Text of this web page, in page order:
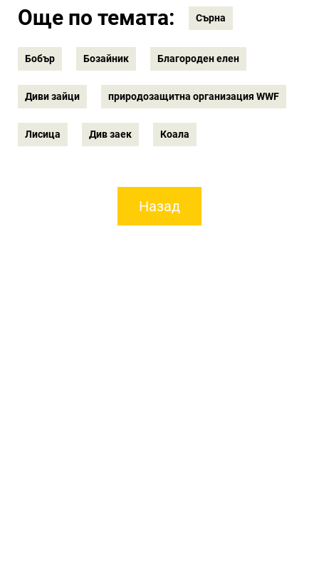
Още по темата: Сърна
Бобър Бозайник Благороден елен
Диви зайци природозащитна организация WWF
Лисица Див заек Коала
Назад